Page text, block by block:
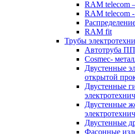
RAM telecom
RAM telecom
RAM fit
Трубы
Автотруба
Cosmec-
Двустенные
открытой
Двустенные
Двустенные
Двустенные
Фасонные